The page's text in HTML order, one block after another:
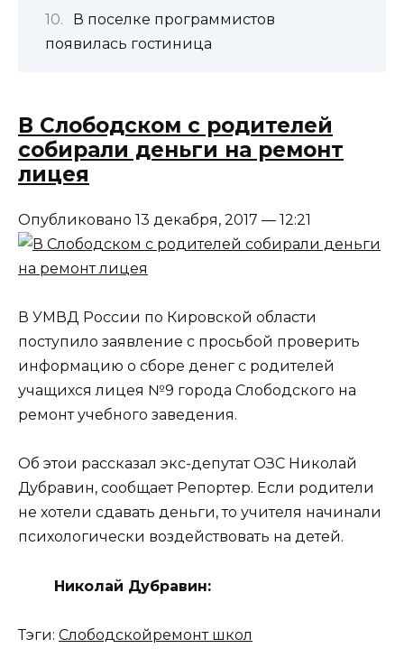
В поселке программистов
появилась гостиница
В Слободском с родителей
собирали деньги на ремонт
лицея
Опубликовано 13 декабря, 2017 — 12:21
В УМВД России по Кировской области
поступило заявление с просьбой проверить
информацию о сборе денег с родителей
учащихся лицея №9 города Слободского на
ремонт учебного заведения.
Об этои рассказал экс-депутат ОЗС Николай
Дубравин, сообщает Репортер. Если родители
не хотели сдавать деньги, то учителя начинали
психологически воздействовать на детей.
Николай Дубравин:
Тэги: Слободскойремонт школ